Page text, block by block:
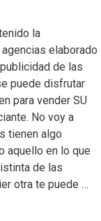
la
elaborado
de las
puede disfrutar
para vender SU
No voy a
tienen algo
aquello en lo que
de las
otra te puede …